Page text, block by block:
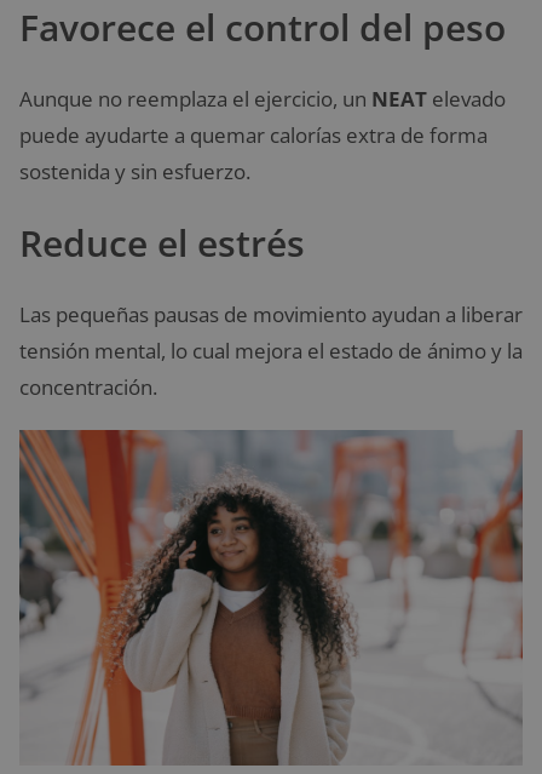
Favorece el control del peso
Aunque no reemplaza el ejercicio, un NEAT elevado
puede ayudarte a quemar calorías extra de forma
sostenida y sin esfuerzo.
Reduce el estrés
Las pequeñas pausas de movimiento ayudan a liberar
tensión mental, lo cual mejora el estado de ánimo y la
concentración.